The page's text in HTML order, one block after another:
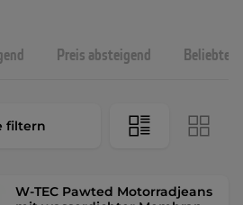
Preis absteigend
filtern
W-TEC Pawted Motorradjeans